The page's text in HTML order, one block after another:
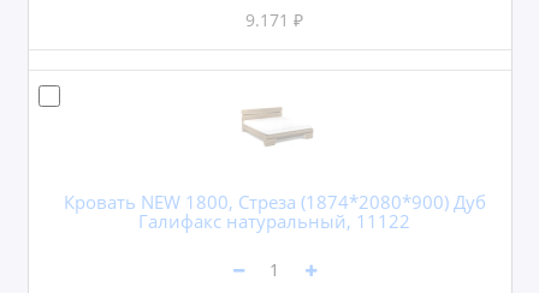
9.171 ₽
Кровать NEW 1800, Стреза (1874*2080*900) Дуб
Галифакс натуральный, 11122